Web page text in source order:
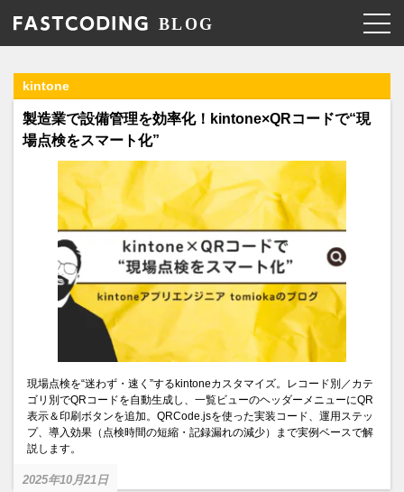
kintone
製造業で設備管理を効率化！kintone×QRコードで“現
場点検をスマート化”
現場点検を“迷わず・速く”するkintoneカスタマイズ。レコード別／カテ
ゴリ別でQRコードを自動生成し、一覧ビューのヘッダーメニューにQR
表示＆印刷ボタンを追加。QRCode.jsを使った実装コード、運用ステッ
プ、導入効果（点検時間の短縮・記録漏れの減少）まで実例ベースで解
説します。
2025年10月21日